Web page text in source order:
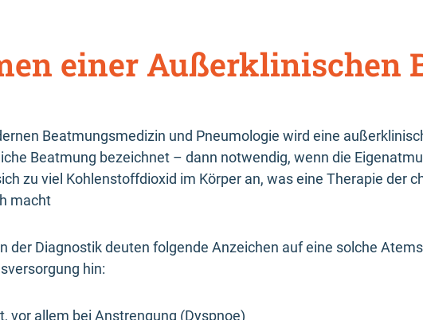
einer Außerklinischen
Beatmungsmedizin und Pneumologie wird eine
Beatmung bezeichnet – dann notwendig, wenn die
zu viel Kohlenstoffdioxid im Körper an, was eine Therapie der
macht
der Diagnostik deuten folgende Anzeichen auf eine solche
hin:
vor allem bei Anstrengung (Dyspnoe)